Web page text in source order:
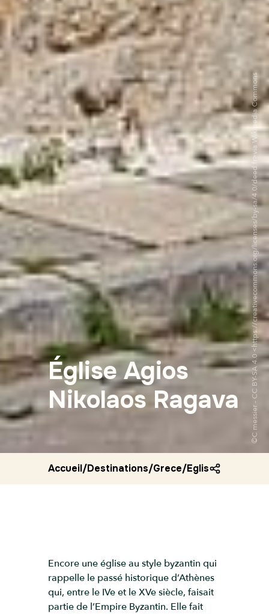
Église Agios
Nikolaos Ragava ©C messier - CC BY-SA 4.0 <https://creativecommons.org/licenses/by-sa/4.0/deed.fr>via Wikipedia Commons
Accueil/Destinations/Grece/Eglise agios
Encore une église au style byzantin qui
rappelle le passé historique d’Athènes
qui, entre le IVe et le XVe siècle, faisait
partie de l’Empire Byzantin. Elle fait